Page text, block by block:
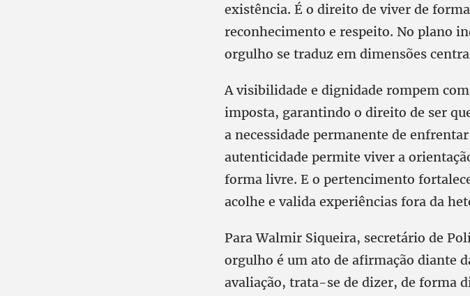
existência. É o direito de viver de
reconhecimento e respeito. No plano
orgulho se traduz em dimensões
A visibilidade e dignidade rompem
imposta, garantindo o direito de ser
a necessidade permanente de
autenticidade permite viver a
forma livre. E o pertencimento
acolhe e valida experiências fora da
Para Walmir Siqueira, secretário de
orgulho é um ato de afirmação diante
avaliação, trata-se de dizer, de forma